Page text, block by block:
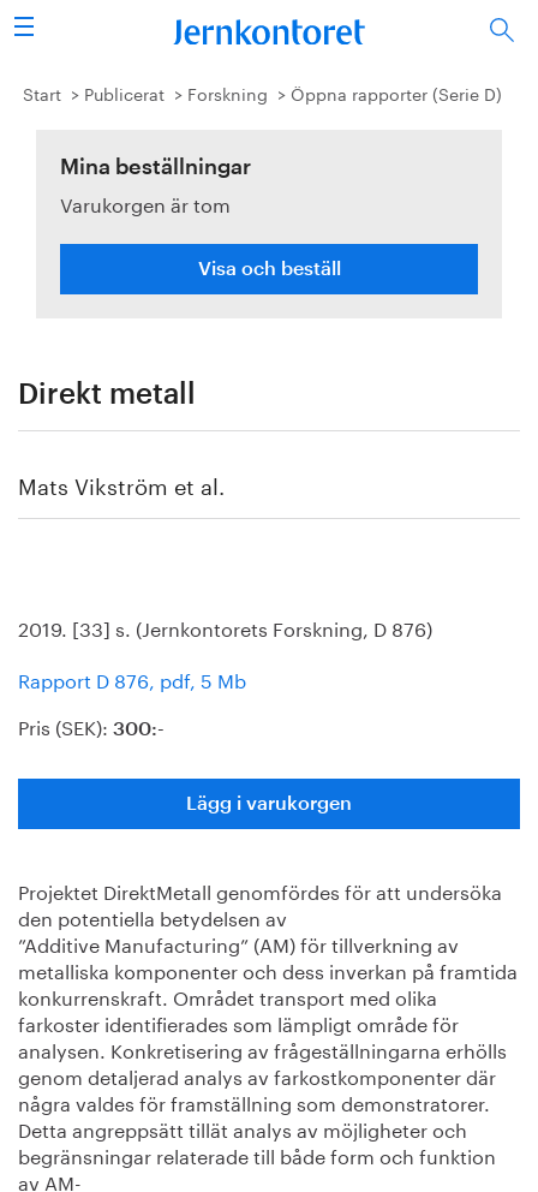
Sök
Stålindustrin
Vision 2050
Forskning/utbildning
Publicerat
Om oss
Start Publicerat Forskning Öppna rapporter (Serie D)
Mina beställningar
Varukorgen är tom
Visa och beställ
Direkt metall
Mats Vikström et al.
2019. [33] s. (Jernkontorets Forskning, D 876)
Rapport D 876, pdf, 5 Mb
Pris (SEK): 300:-
Lägg i varukorgen
Projektet DirektMetall genomfördes för att undersöka
den potentiella betydelsen av
”Additive Manufacturing” (AM) för tillverkning av
metalliska komponenter och dess inverkan på framtida
konkurrenskraft. Området transport med olika
farkoster identifierades som lämpligt område för
analysen. Konkretisering av frågeställningarna erhölls
genom detaljerad analys av farkostkomponenter där
några valdes för framställning som demonstratorer.
Detta angreppsätt tillät analys av möjligheter och
begränsningar relaterade till både form och funktion
av AM-